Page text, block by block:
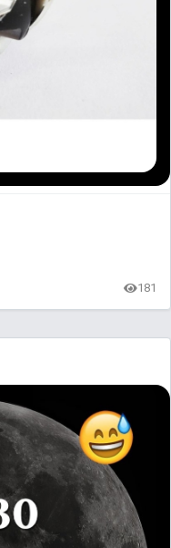
181